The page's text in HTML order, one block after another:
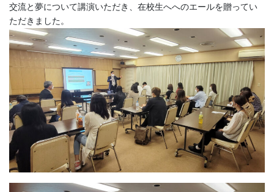
交流と夢について講演いただき、在校生へへのエールを贈ってい
ただきました。